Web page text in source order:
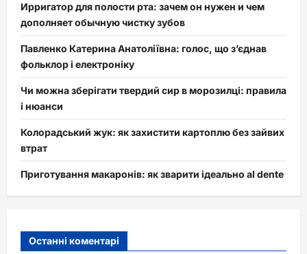
Ирригатор для полости рта: зачем он нужен и чем
дополняет обычную чистку зубов
Павленко Катерина Анатоліївна: голос, що з’єднав
фольклор і електроніку
Чи можна зберігати твердий сир в морозилці: правила
і нюанси
Колорадський жук: як захистити картоплю без зайвих
втрат
Приготування макаронів: як зварити ідеально al dente
Останні коментарі